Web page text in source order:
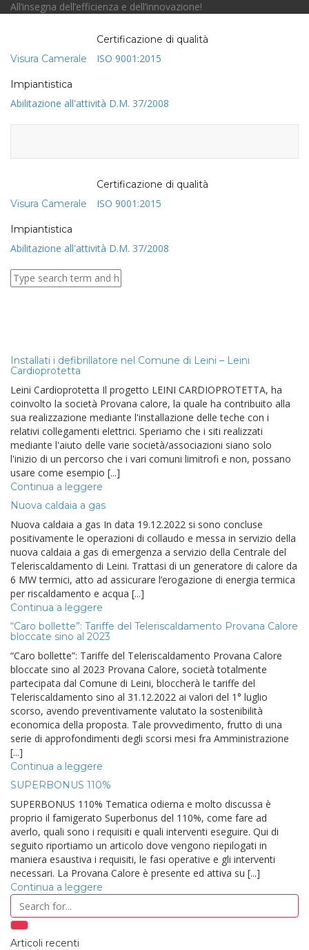
All’insegna dell’efficienza e dell’innovazione!
Visura Camerale
Certificazione di qualità
ISO 9001:2015
Impiantistica
Abilitazione all'attività D.M. 37/2008
Visura Camerale
Certificazione di qualità
ISO 9001:2015
Impiantistica
Abilitazione all'attività D.M. 37/2008
Installati i defibrillatore nel Comune di Leini – Leini
Cardioprotetta
Leini Cardioprotetta Il progetto LEINI CARDIOPROTETTA, ha
coinvolto la società Provana calore, la quale ha contribuito alla
sua realizzazione mediante l'installazione delle teche con i
relativi collegamenti elettrici. Speriamo che i siti realizzati
mediante l'aiuto delle varie società/associazioni siano solo
l'inizio di un percorso che i vari comuni limitrofi e non, possano
usare come esempio [...]
Continua a leggere
Nuova caldaia a gas
Nuova caldaia a gas In data 19.12.2022 si sono concluse
positivamente le operazioni di collaudo e messa in servizio della
nuova caldaia a gas di emergenza a servizio della Centrale del
Teleriscaldamento di Leini. Trattasi di un generatore di calore da
6 MW termici, atto ad assicurare l’erogazione di energia termica
per riscaldamento e acqua [...]
Continua a leggere
“Caro bollette”: Tariffe del Teleriscaldamento Provana Calore
bloccate sino al 2023
“Caro bollette”: Tariffe del Teleriscaldamento Provana Calore
bloccate sino al 2023 Provana Calore, società totalmente
partecipata dal Comune di Leini, bloccherà le tariffe del
Teleriscaldamento sino al 31.12.2022 ai valori del 1° luglio
scorso, avendo preventivamente valutato la sostenibilità
economica della proposta. Tale provvedimento, frutto di una
serie di approfondimenti degli scorsi mesi fra Amministrazione
[...]
Continua a leggere
SUPERBONUS 110%
SUPERBONUS 110% Tematica odierna e molto discussa è
proprio il famigerato Superbonus del 110%, come fare ad
averlo, quali sono i requisiti e quali interventi eseguire. Qui di
seguito riportiamo un articolo dove vengono riepilogati in
maniera esaustiva i requisiti, le fasi operative e gli interventi
necessari. La Provana Calore è presente ed attiva su [...]
Continua a leggere
Articoli recenti